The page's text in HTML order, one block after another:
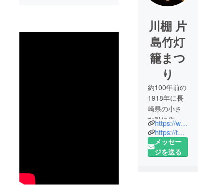
川棚 片
島竹灯
籠まつ
り
約100年前の
1918年に長
崎県の小さ
な町に作ら
れた軍事施
設が建設さ
れました。
https://www.instagram.com/katashima_candle/?hl=ja
https://twitter.com/Katashimacandle
メッセー
ジを送る